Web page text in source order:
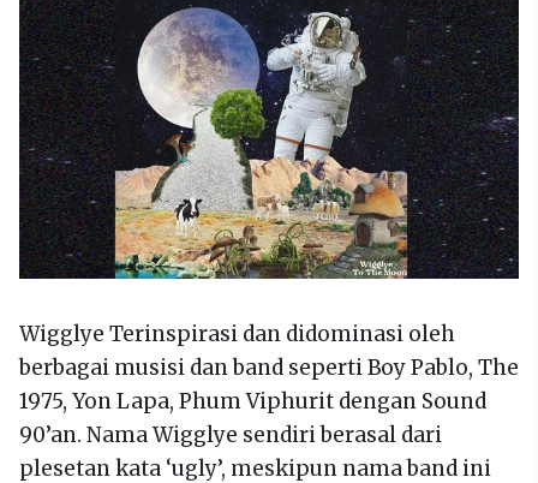
Wigglye Terinspirasi dan didominasi oleh
berbagai musisi dan band seperti Boy Pablo, The
1975, Yon Lapa, Phum Viphurit dengan Sound
90’an. Nama Wigglye sendiri berasal dari
plesetan kata ‘ugly’, meskipun nama band ini